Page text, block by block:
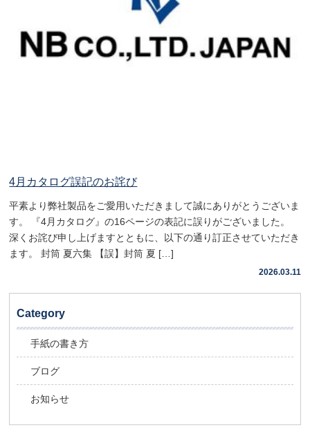
4月カタログ誤記のお詫び
平素より弊社製品をご愛用いただきまして誠にありがとうございま
す。 『4月カタログ』の16ページの表記に誤りがございました。
深くお詫び申し上げますとともに、以下の通り訂正させていただき
ます。 封筒 夏六集 【誤】封筒 夏 […]
2026.03.11
Category
手紙の書き方
ブログ
お知らせ